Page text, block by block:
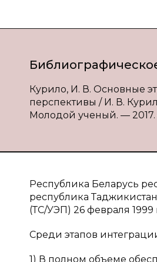
Курило, И. В. Основные
перспективы / И. В.
Молодой ученый. — 2017.
Республика Беларусь
республика
(ТС/УЭП) 26 февраля
Среди этапов
1) В полном объеме